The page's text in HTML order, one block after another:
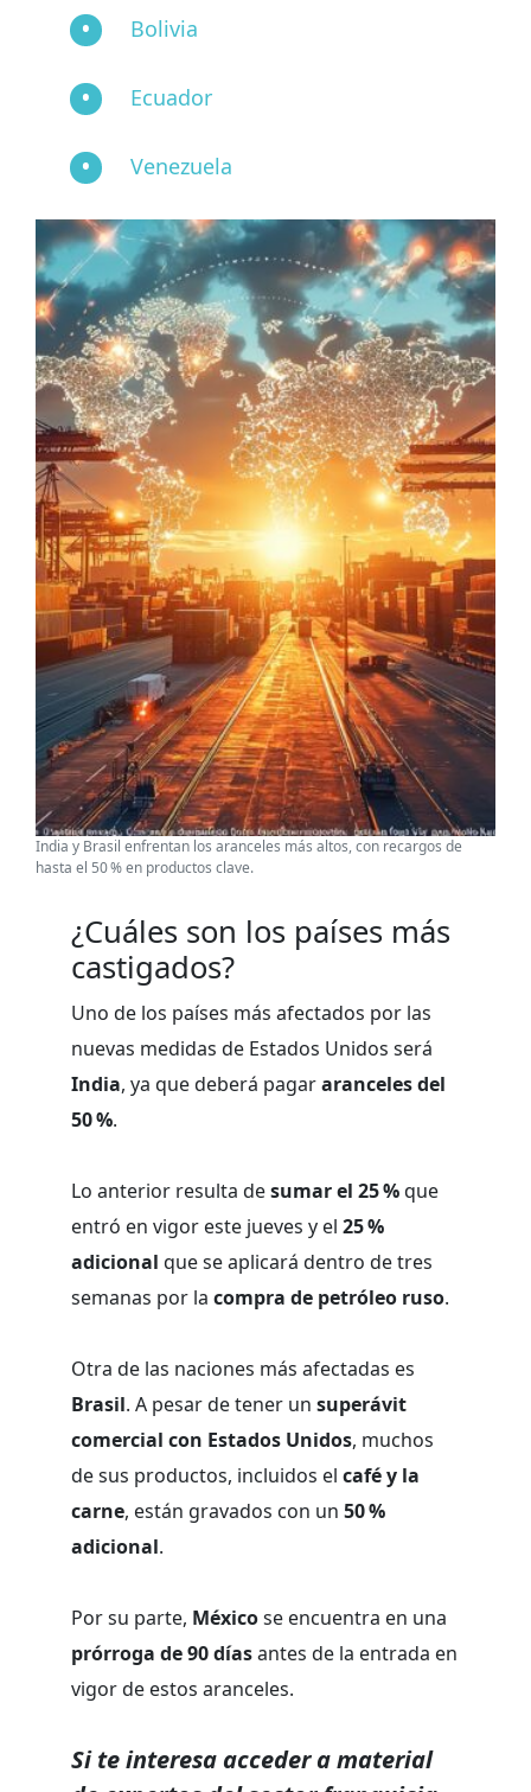
Bolivia
Ecuador
Venezuela
India y Brasil enfrentan los aranceles más altos, con recargos de
hasta el 50 % en productos clave.
¿Cuáles son los países más
castigados?
Uno de los países más afectados por las
nuevas medidas de Estados Unidos será
India, ya que deberá pagararanceles del
50 %.
Lo anterior resulta desumar el 25 %que
entró en vigor este jueves y el 25 %
adicional que se aplicará dentro de tres
semanas por la compra de petróleo ruso.
Otra de las naciones más afectadas es
Brasil. A pesar de tener un superávit
comercial con Estados Unidos, muchos
de sus productos, incluidos el café y la
carne, están gravados con un 50 %
adicional.
Por su parte, Méxicose encuentra en una
prórroga de 90 díasantes de la entrada en
vigor de estos aranceles.
Si te interesa acceder a material